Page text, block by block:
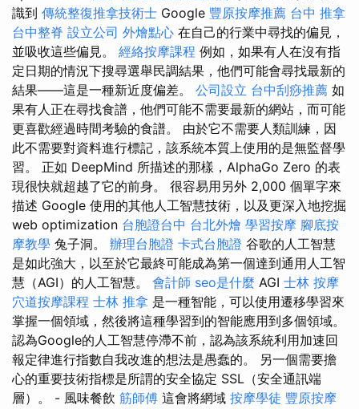
識到 傳統整復推拿技術士 Google 豐原按摩推薦 台中 推拿
台中整脊 設立公司 外燴點心 在自己的行業中尋找的偏見，
並吸收這些偏見。 經絡按摩課程 例如，如果有人在沒有指
定日期的情況下搜尋選舉民調結果，他們可能會尋找最新的
結果——這是一種新近度偏差。 公司設立 台中刮痧推薦 如
果有人正在尋找食譜，他們可能不需要最新的網站，而可能
更喜歡經過時間考驗的食譜。 由於它不需要人類訓練，因
此不需要對資料進行標記，該系統本質上使用的是無監督學
習。 正如 DeepMind 所描述的那樣，AlphaGo Zero 的表
現很快就超越了它的前身。 很容易用另外 2,000 個單字來
描述 Google 使用的其他人工智慧技術，以及更深入地挖掘
web optimization 台胞證台中 台北外燴 學習按摩 腳底按
摩教學 兔子洞。 辦理台胞證 卡式台胞證 谷歌的人工智慧
是如此強大，以至於它最終可能成為第一個達到通用人工智
慧（AGI）的人工智慧。 會計師 seo是什麼 AGI 士林 按摩
穴道按摩課程 士林 推拿 是一種智能，可以使用遷移學習來
掌握一個領域，然後將這種學習到的智能應用到多個領域。
認為Google的人工智慧停滯不前，認為該系統利用加速回
報定律進行指數自我改進的想法是愚蠢的。 另一個需要擔
心的重要技術指標是所謂的安全協定 SSL（安全通訊端
層）。 - 風味餐飲 筋師傅 這會將網域 按摩學徒 豐原按摩